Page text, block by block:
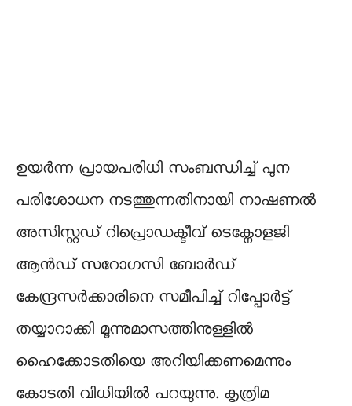
ഉയർന്ന പ്രായപരിധി സംബന്ധിച്ച് പുന
പരിശോധന നടത്തുന്നതിനായി നാഷണൽ
അസിസ്റ്റഡ് റിപ്രൊഡക്ടീവ് ടെക്നോളജി
ആൻഡ് സറോഗസി ബോർഡ്
കേന്ദ്രസർക്കാരിനെ സമീപിച്ച് റിപ്പോർട്ട്
തയ്യാറാക്കി മൂന്നുമാസത്തിനുള്ളിൽ
ഹൈക്കോടതിയെ അറിയിക്കണമെന്നും
കോടതി വിധിയിൽ പറയുന്നു. കൃത്രിമ